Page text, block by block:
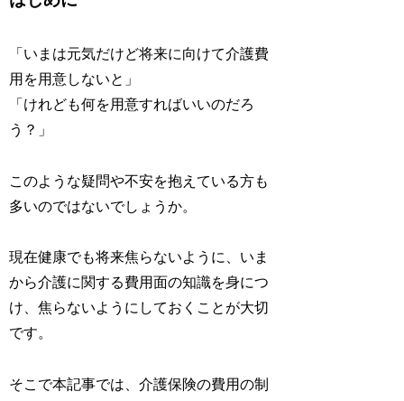
「いまは元気だけど将来に向けて介護費
用を用意しないと」
「けれども何を用意すればいいのだろ
う？」
このような疑問や不安を抱えている方も
多いのではないでしょうか。
現在健康でも将来焦らないように、いま
から介護に関する費用面の知識を身につ
け、焦らないようにしておくことが大切
です。
そこで本記事では、介護保険の費用の制